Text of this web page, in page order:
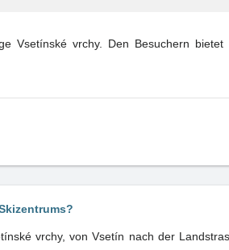
Vsetínské vrchy. Den Besuchern
vrchy, von Vsetín nach der